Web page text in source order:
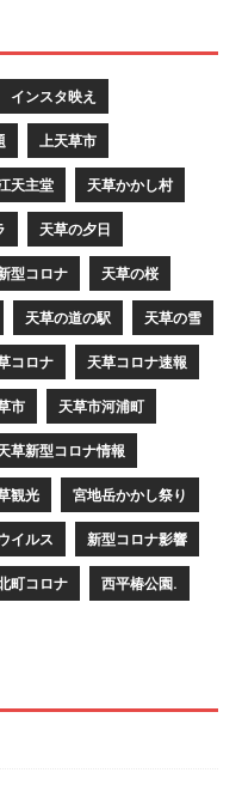
インスタ映え
上天草市
天主堂 天草かかし村
天草の夕日
型コロナ 天草の桜
天草の道の駅 天草の雪
コロナ 天草コロナ速報
市 天草市河浦町
草新型コロナ情報
観光 宮地岳かかし祭り
イルス 新型コロナ影響
町コロナ 西平椿公園.